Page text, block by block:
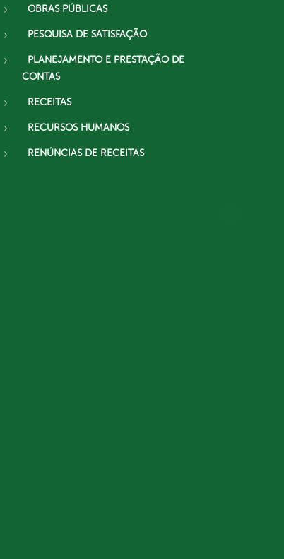
OBRAS PÚBLICAS
PESQUISA DE SATISFAÇÃO
PLANEJAMENTO E PRESTAÇÃO DE
CONTAS
RECEITAS
RECURSOS HUMANOS
RENÚNCIAS DE RECEITAS